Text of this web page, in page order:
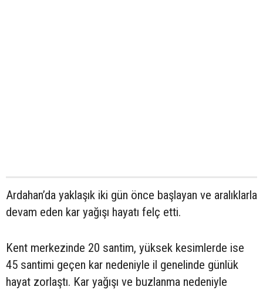
Ardahan’da yaklaşık iki gün önce başlayan ve aralıklarla
devam eden kar yağışı hayatı felç etti.
Kent merkezinde 20 santim, yüksek kesimlerde ise
45 santimi geçen kar nedeniyle il genelinde günlük
hayat zorlaştı. Kar yağışı ve buzlanma nedeniyle